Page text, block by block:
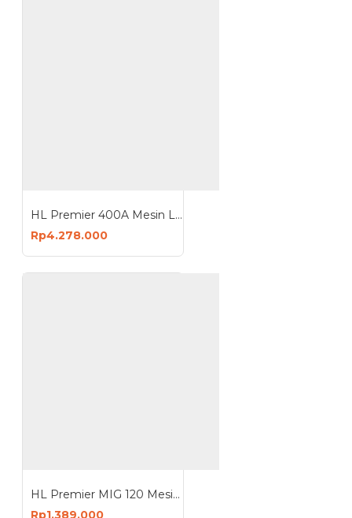
HL Premier 400A Mesin Las ARC Welding Machine Travo Inverter
Rp4.278.000
HL Premier MIG 120 Mesin Las Welding Machine Travo Inverter
Rp1.389.000